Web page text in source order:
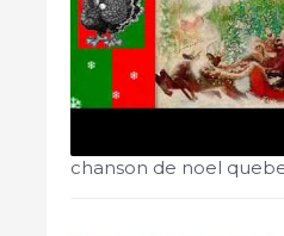
chanson de noel